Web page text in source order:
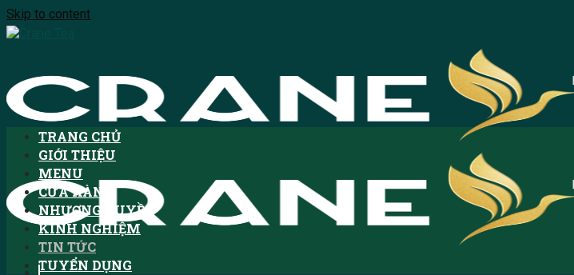
Skip to content
TRANG CHỦ
GIỚI THIỆU
MENU
CỬA HÀNG
NHƯỢNG QUYỀN
KINH NGHIỆM
TIN TỨC
TUYỂN DỤNG